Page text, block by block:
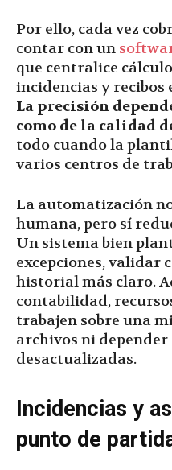
Por ello, cada vez
contar con un
que centralice
incidencias y recibos
La precisión
como de la calidad
todo cuando la
varios centros de
La automatización
humana, pero sí
Un sistema bien
excepciones, validar
historial más claro.
contabilidad,
trabajen sobre una
archivos ni depender
desactualizadas.
Incidencias y
punto de